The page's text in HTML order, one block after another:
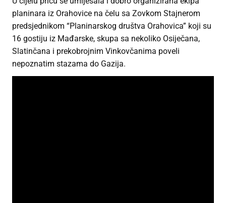
planinara iz Orahovice na čelu sa Zovkom Stajnerom
predsjednikom “Planinarskog društva Orahovica” koji su
16 gostiju iz Mađarske, skupa sa nekoliko Osiječana,
Slatinčana i prekobrojnim Vinkovčanima poveli
nepoznatim stazama do Gazija.